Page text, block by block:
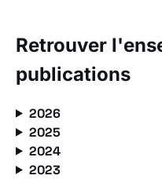
Retrouver
publications
2026
2025
2024
2023